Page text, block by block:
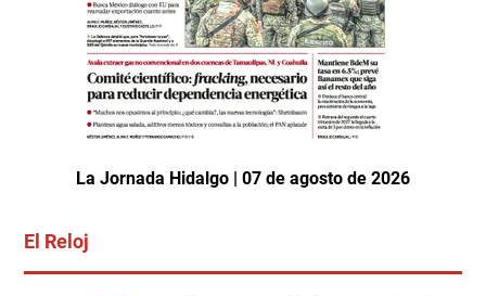
La Jornada Hidalgo | 07 de agosto de 2026
El Reloj